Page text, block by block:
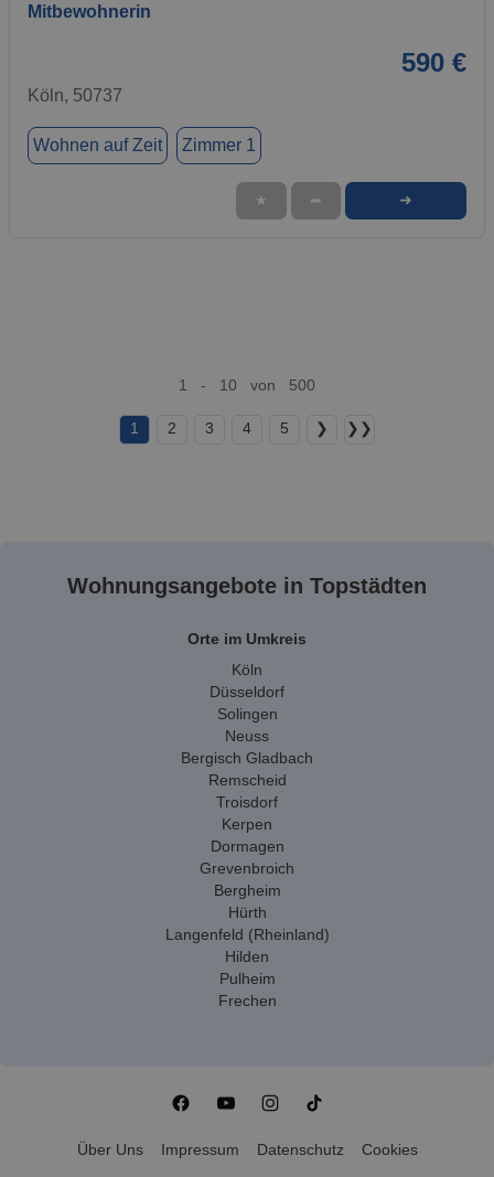
Mitbewohnerin
590 €
Köln, 50737
Wohnen auf Zeit Zimmer 1
★ ➦ ➜
1 - 10 von 500
1 2 3 4 5 ❯ ❯❯
Wohnungsangebote in Topstädten
Orte im Umkreis
Köln
Düsseldorf
Solingen
Neuss
Bergisch Gladbach
Remscheid
Troisdorf
Kerpen
Dormagen
Grevenbroich
Bergheim
Hürth
Langenfeld (Rheinland)
Hilden
Pulheim
Frechen
Über Uns Impressum Datenschutz Cookies